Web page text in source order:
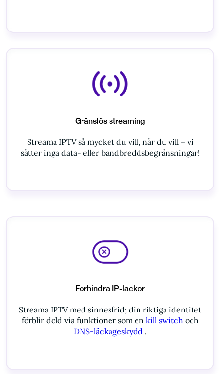
Gränslös streaming
Streama IPTV så mycket du vill, när du vill – vi
sätter inga data- eller bandbreddsbegränsningar!
Förhindra IP-läckor
Streama IPTV med sinnesfrid; din riktiga identitet
förblir dold via funktioner som en kill switch och
DNS-läckageskydd .